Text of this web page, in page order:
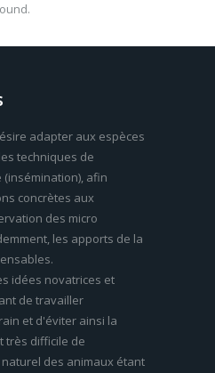
adapter aux espèces
techniques de
afin
concrètes aux
des micro
les apports de la
idées novatrices et
de travailler
et d'éviter ainsi la
très difficile de
des animaux étant